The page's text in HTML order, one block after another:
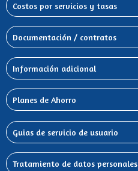
Costos por servicios y tasas
Documentación / contratos
Información adicional
Planes de Ahorro
Guias de servicio de usuario
Tratamiento de datos personales